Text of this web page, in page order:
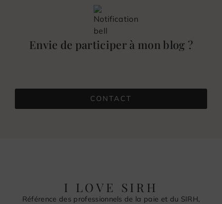
Envie de participer à mon blog ?
CONTACT
I LOVE SIRH
Référence des professionnels de la paie et du SIRH,